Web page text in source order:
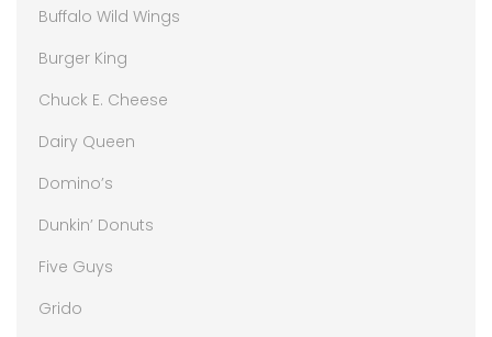
Buffalo Wild Wings
Burger King
Chuck E. Cheese
Dairy Queen
Domino’s
Dunkin’ Donuts
Five Guys
Grido